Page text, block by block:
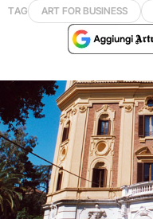
TAG ART FOR BUSINESS